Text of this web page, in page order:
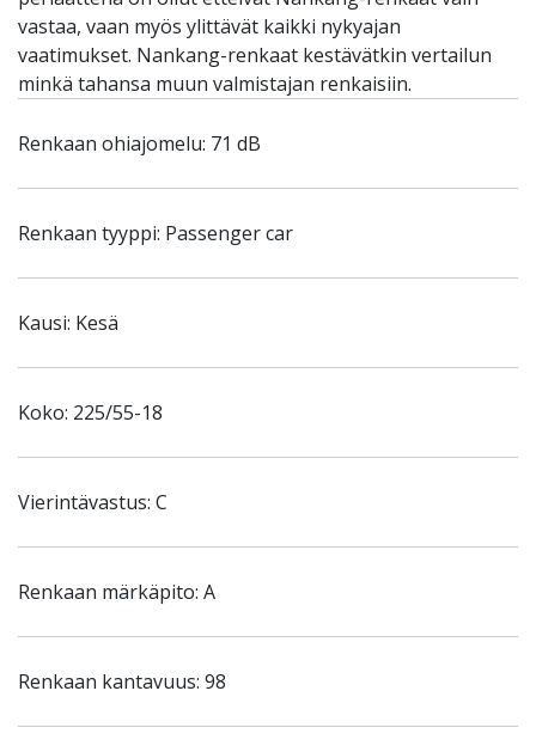
vastaa, vaan myös ylittävät kaikki nykyajan
vaatimukset. Nankang-renkaat kestävätkin vertailun
minkä tahansa muun valmistajan renkaisiin.
Renkaan ohiajomelu: 71 dB
Renkaan tyyppi: Passenger car
Kausi: Kesä
Koko: 225/55-18
Vierintävastus: C
Renkaan märkäpito: A
Renkaan kantavuus: 98